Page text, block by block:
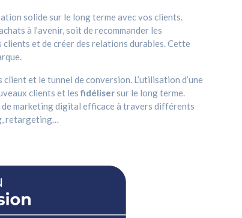
solide sur le long terme avec vos clients.
à l’avenir, soit de recommander les
et de créer des relations durables. Cette
et le tunnel de conversion. L’utilisation d’une
clients et les fidélisersur le long terme.
marketing digital efficace à travers différents
retargeting…